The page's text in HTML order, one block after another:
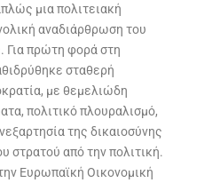
μια πολιτειακή
αναδιάρθρωση του
Για πρώτη φορά στη
σταθερή
με θεμελιώδη
πολιτικό πλουραλισμό,
της δικαιοσύνης
στρατού από την πολιτική.
Ευρωπαϊκή Οικονομική